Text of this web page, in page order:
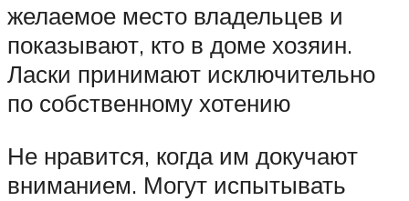
желаемое место владельцев и
показывают, кто в доме хозяин.
Ласки принимают исключительно
по собственному хотению
Не нравится, когда им докучают
вниманием. Могут испытывать